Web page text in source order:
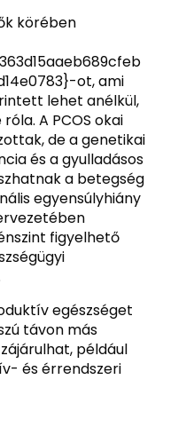
körében
ot, ami
lehet anélkül,
A PCOS okai
de a genetikai
és a gyulladásos
a betegség
egyensúlyhiány
figyelhető
egészséget
távon más
például
és érrendszeri